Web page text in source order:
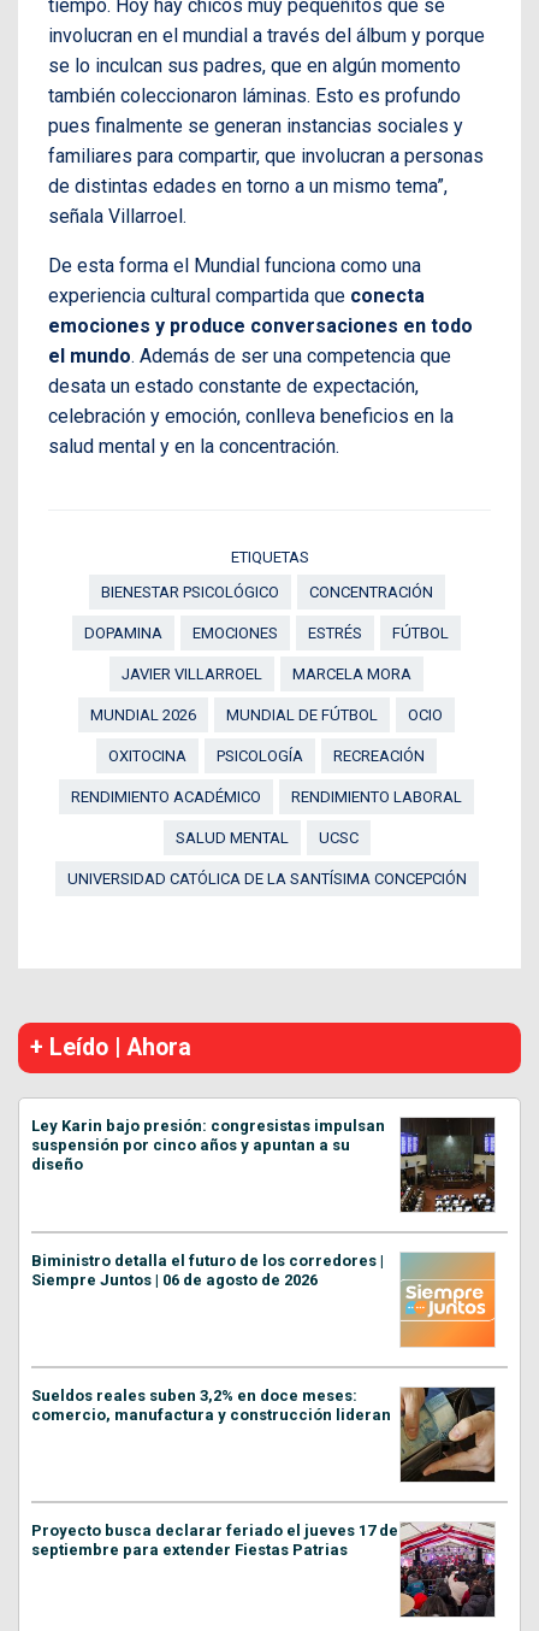
tiempo. Hoy hay chicos muy pequeñitos que se
involucran en el mundial a través del álbum y porque
se lo inculcan sus padres, que en algún momento
también coleccionaron láminas. Esto es profundo
pues finalmente se generan instancias sociales y
familiares para compartir, que involucran a personas
de distintas edades en torno a un mismo tema”,
señala Villarroel.
De esta forma el Mundial funciona como una
experiencia cultural compartida que conecta
emociones y produce conversaciones en todo
el mundo. Además de ser una competencia que
desata un estado constante de expectación,
celebración y emoción, conlleva beneficios en la
salud mental y en la concentración.
ETIQUETAS
BIENESTAR PSICOLÓGICO
CONCENTRACIÓN
DOPAMINA EMOCIONES ESTRÉS FÚTBOL
JAVIER VILLARROEL MARCELA MORA
MUNDIAL 2026 MUNDIAL DE FÚTBOL OCIO
OXITOCINA PSICOLOGÍA RECREACIÓN
RENDIMIENTO ACADÉMICO RENDIMIENTO LABORAL
SALUD MENTAL UCSC
UNIVERSIDAD CATÓLICA DE LA SANTÍSIMA CONCEPCIÓN
+ Leído | Ahora
Ley Karin bajo presión: congresistas impulsan
suspensión por cinco años y apuntan a su
diseño
Biministro detalla el futuro de los corredores |
Siempre Juntos | 06 de agosto de 2026
Sueldos reales suben 3,2% en doce meses:
comercio, manufactura y construcción lideran
Proyecto busca declarar feriado el jueves 17 de
septiembre para extender Fiestas Patrias